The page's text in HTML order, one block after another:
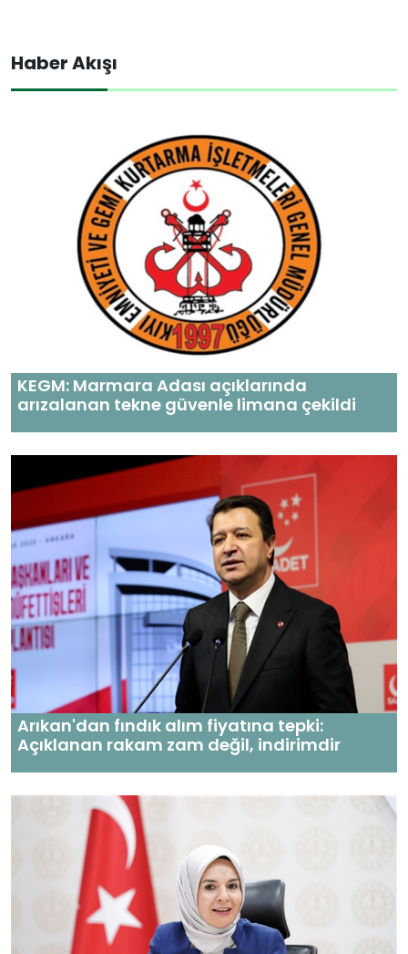
Haber Akışı
KEGM: Marmara Adası açıklarında
arızalanan tekne güvenle limana çekildi
Arıkan'dan fındık alım fiyatına tepki:
Açıklanan rakam zam değil, indirimdir